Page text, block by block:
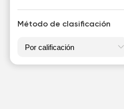
Método de clasificación